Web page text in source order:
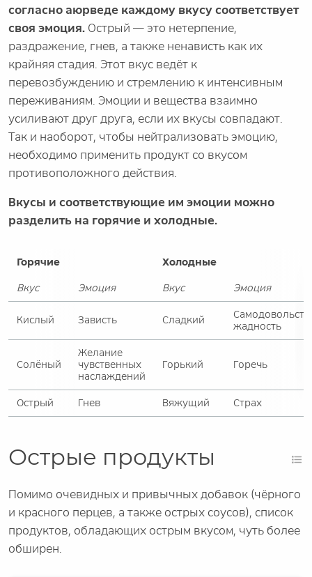
согласно аюрведе каждому вкусу соответствует
своя эмоция. Острый — это нетерпение,
раздражение, гнев, а также ненависть как их
крайняя стадия. Этот вкус ведёт к
перевозбуждению и стремлению к интенсивным
переживаниям. Эмоции и вещества взаимно
усиливают друг друга, если их вкусы совпадают.
Так и наоборот, чтобы нейтрализовать эмоцию,
необходимо применить продукт со вкусом
противоположного действия.
Вкусы и соответствующие им эмоции можно
разделить на горячие и холодные.
Горячие Холодные
Вкус Эмоция Вкус Эмоция
Кислый Зависть Сладкий
жадность
Солёный
Желание
чувственных
наслаждений
Горький Горечь
Острый Гнев Вяжущий Страх
Острые продукты
Помимо очевидных и привычных добавок (чёрного
и красного перцев, а также острых соусов), список
продуктов, обладающих острым вкусом, чуть более
обширен.